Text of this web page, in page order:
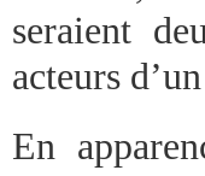
seraient
acteurs
En